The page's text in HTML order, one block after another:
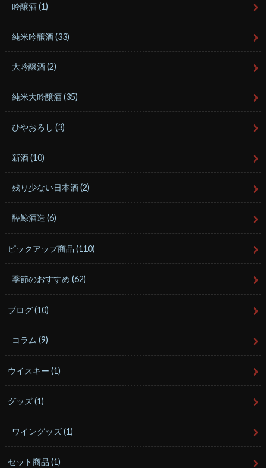
吟醸酒(1)
純米吟醸酒(33)
大吟醸酒(2)
純米大吟醸酒(35)
ひやおろし(3)
新酒(10)
残り少ない日本酒(2)
酔鯨酒造(6)
ピックアップ商品(110)
季節のおすすめ(62)
ブログ(10)
コラム(9)
ウイスキー(1)
グッズ(1)
ワイングッズ(1)
セット商品(1)